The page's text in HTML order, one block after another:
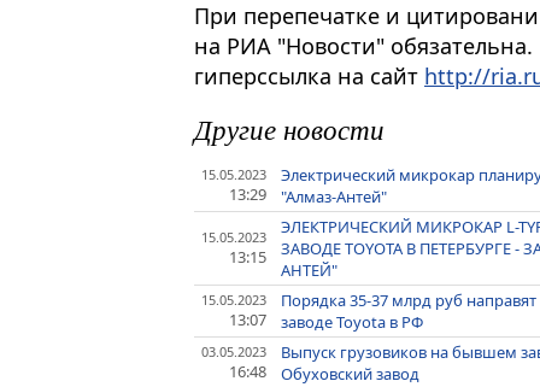
При перепечатке и
на РИА "Новости"
гиперссылка на сайт http://
Другие новости
15.05.2023
13:29
Электрический микрокар
"Алмаз-Антей"
15.05.2023
13:15
ЭЛЕКТРИЧЕСКИЙ МИКРОКАР L-
ЗАВОДЕ TOYOTA В ПЕТЕРБУРГЕ
АНТЕЙ"
15.05.2023
13:07
Порядка 35-37 млрд руб
заводе Toyota в РФ
03.05.2023
16:48
Выпуск грузовиков на бывшем
Обуховский завод